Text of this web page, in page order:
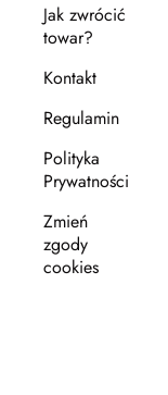
Jak zwrócić
towar?
Kontakt
Regulamin
Polityka
Prywatności
Zmień
zgody
cookies